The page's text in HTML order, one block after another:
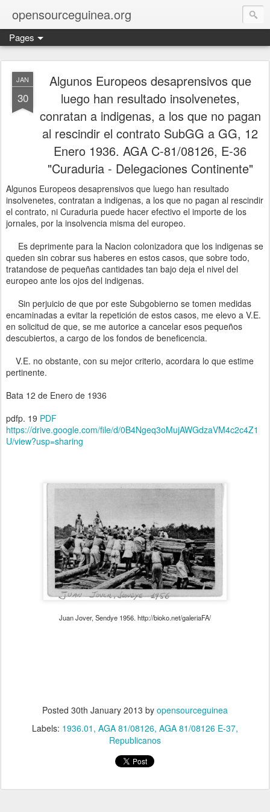
opensourceguinea.org
Pages
JAN
30
Algunos Europeos desaprensivos que
luego han resultado insolvenetes,
conratan a indigenas, a los que no pagan
al rescindir el contrato SubGG a GG, 12
Enero 1936. AGA C-81/08126, E-36
"Curaduria - Delegaciones Continente"
Algunos Europeos desaprensivos que luego han resultado
insolvenetes, contratan a indigenas, a los que no pagan al rescindir
el contrato, ni Curaduria puede hacer efectivo el importe de los
jornales, por la insolvencia misma del europeo.
Es deprimente para la Nacion colonizadora que los indigenas se
queden sin cobrar sus haberes en estos casos, que sobre todo,
tratandose de pequeñas cantidades tan bajo deja el nivel del
europeo ante los ojos del indigenas.
Sin perjuicio de que por este Subgobierno se tomen medidas
encaminadas a evitar la repetición de estos casos, me elevo a V.E.
en solicitud de que, se me autorice a cancelar esos pequeños
descubiertos, a cargo de los fondos de beneficencia.
V.E. no obstante, con su mejor criterio, acordara lo que estime
pertinente.
Bata 12 de Enero de 1936
pdfp. 19 PDF
https://drive.google.com/file/d/0B4Ngeq3oMujAWGdzaVM4c2c4Z1
U/view?usp=sharing
Juan Jover, Sendye 1956. http://bioko.net/galeriaFA/
Posted 30th January 2013 by opensourceguinea
Labels: 1936.01 AGA 81/08126 AGA 81/08126 E-37
Republicanos